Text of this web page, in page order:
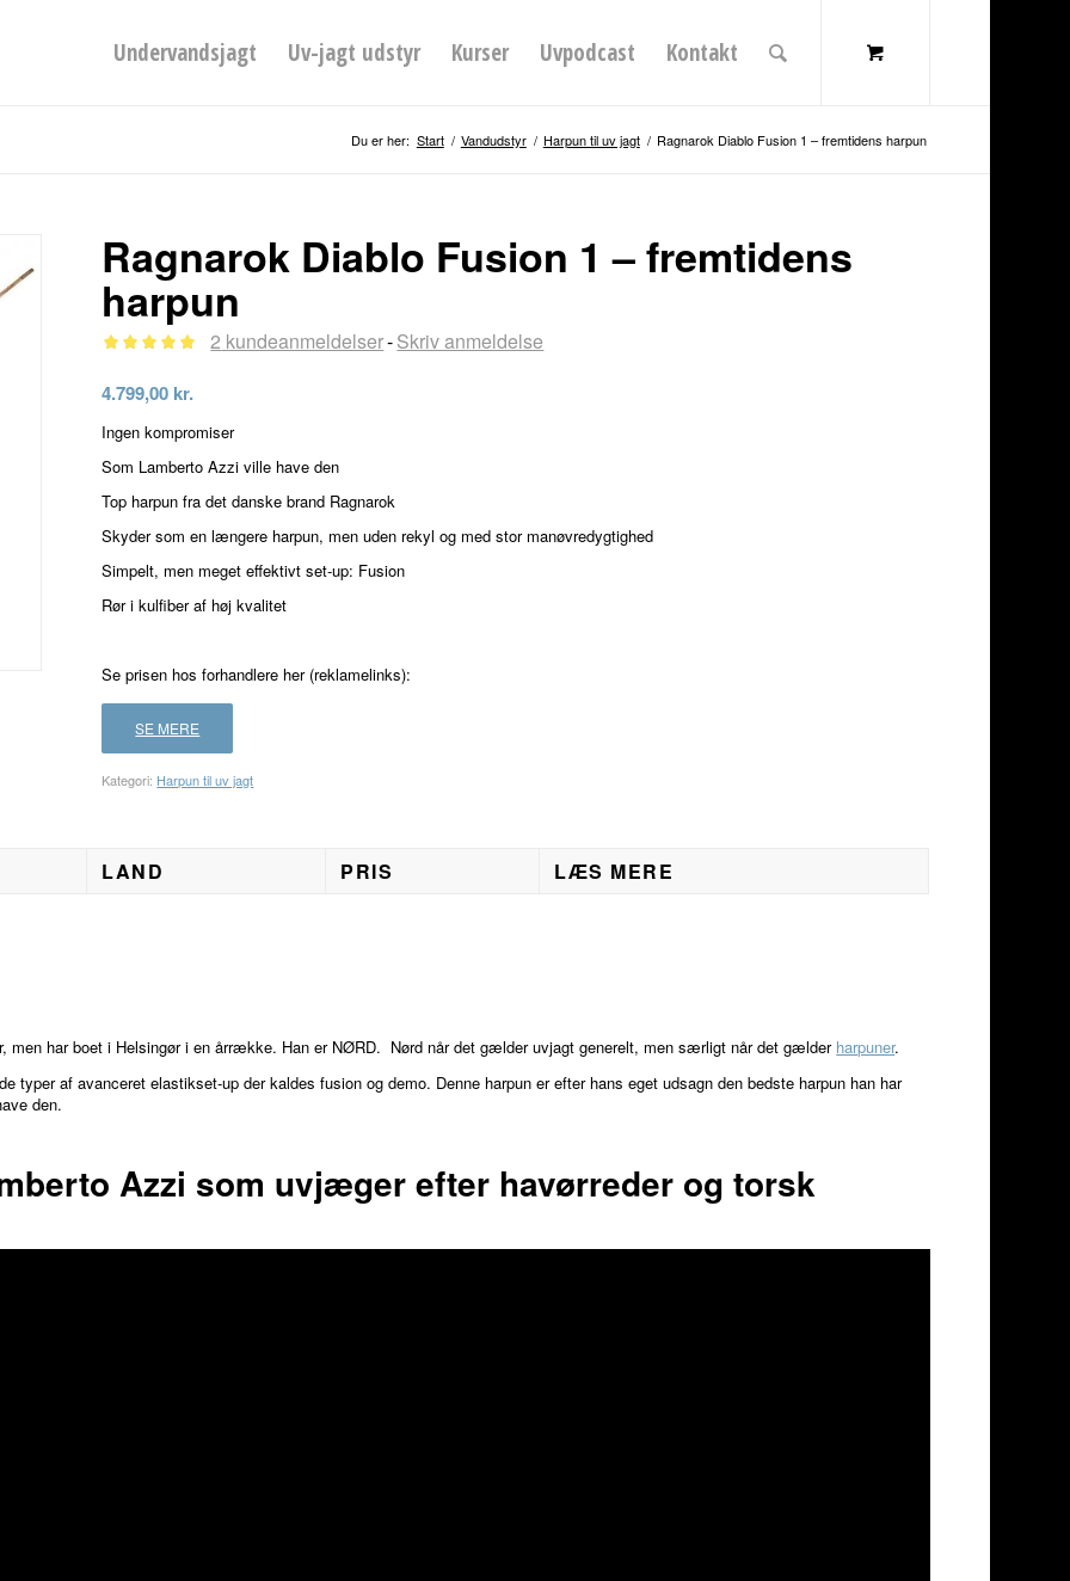
Undervandsjagt Uv-jagt udstyr Kurser Uvpodcast Kontakt
Du er her: Start / Vandudstyr / Harpun til uv jagt / Ragnarok Diablo Fusion 1 – fremtidens harpun
Ragnarok Diablo Fusion 1 – fremtidens
harpun
som5.00
ud af 5
baseret på
2
kundebedømmelser
2 kundeanmeldelser-Skriv anmeldelse
4.799,00 kr.
Ingen kompromiser
Som Lamberto Azzi ville have den
Top harpun fra det danske brand Ragnarok
Skyder som en længere harpun, men uden rekyl og med stor manøvredygtighed
Simpelt, men meget effektivt set-up: Fusion
Rør i kulfiber af høj kvalitet
Se prisen hos forhandlere her (reklamelinks):
SE MERE
Kategori: Harpun til uv jagt
LAND PRIS LÆS MERE
men har boet i Helsingør i en årrække. Han er NØRD. Nørd når det gælder uvjagt generelt, men særligt når det gælder harpuner.
typer af avanceret elastikset-up der kaldes fusion og demo. Denne harpun er efter hans eget udsagn den bedste harpun han har
den.
Azzi som uvjæger efter havørreder og torsk